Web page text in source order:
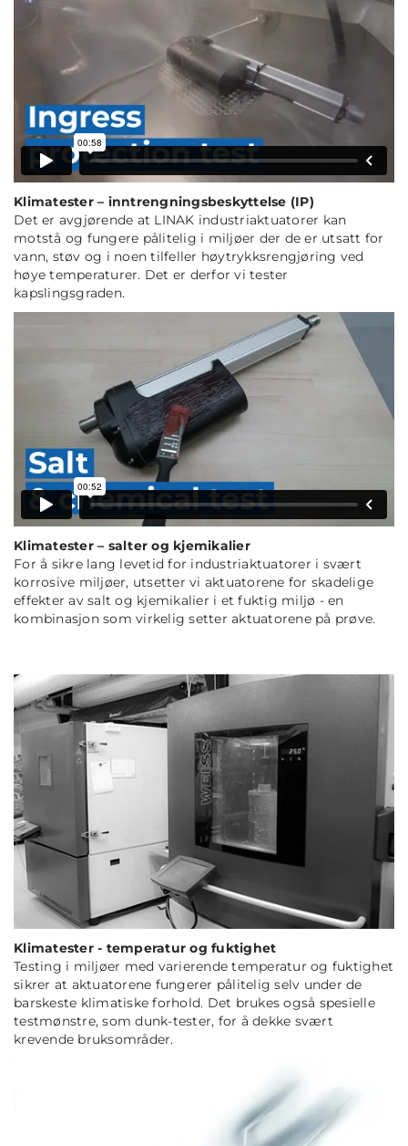
Klimatester – inntrengningsbeskyttelse (IP)
Det er avgjørende at LINAK industriaktuatorer kan
motstå og fungere pålitelig i miljøer der de er utsatt for
vann, støv og i noen tilfeller høytrykksrengjøring ved
høye temperaturer. Det er derfor vi tester
kapslingsgraden.
Klimatester – salter og kjemikalier
For å sikre lang levetid for industriaktuatorer i svært
korrosive miljøer, utsetter vi aktuatorene for skadelige
effekter av salt og kjemikalier i et fuktig miljø - en
kombinasjon som virkelig setter aktuatorene på prøve.
Klimatester - temperatur og fuktighet
Testing i miljøer med varierende temperatur og fuktighet
sikrer at aktuatorene fungerer pålitelig selv under de
barskeste klimatiske forhold. Det brukes også spesielle
testmønstre, som dunk-tester, for å dekke svært
krevende bruksområder.